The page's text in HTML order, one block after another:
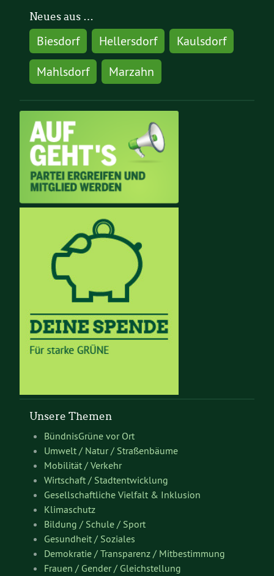
Neues aus …
Biesdorf Hellersdorf
Kaulsdorf
Mahlsdorf
Marzahn
Unsere Themen
BündnisGrüne vor Ort
Umwelt / Natur / Straßenbäume
Mobilität / Verkehr
Wirtschaft / Stadtentwicklung
Gesellschaftliche Vielfalt & Inklusion
Klimaschutz
Bildung / Schule / Sport
Gesundheit / Soziales
Demokratie / Transparenz / Mitbestimmung
Frauen / Gender / Gleichstellung